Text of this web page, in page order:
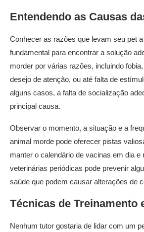
Entendendo as Causas
Conhecer as razões que levam seu pet
fundamental para encontrar a solução
morder por várias razões, incluindo
desejo de atenção, ou até falta de
alguns casos, a falta de socialização
principal causa.
Observar o momento, a situação e a
animal morde pode oferecer pistas
manter o calendário de vacinas em dia e
veterinárias periódicas pode prevenir
saúde que podem causar alterações de
Técnicas de Treinamento
Nenhum tutor gostaria de lidar com um